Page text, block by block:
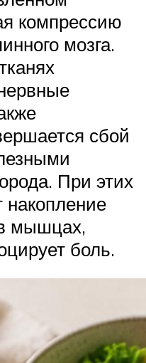
компрессию
мозга.
сбой
При этих
накопление
мышцах,
боль.